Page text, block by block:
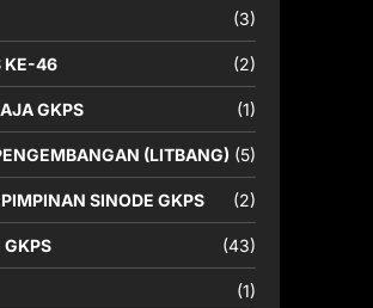
(3)
KE-46 (2)
GKPS (1)
(LITBANG) (5)
SINODE GKPS (2)
GKPS (43)
(1)